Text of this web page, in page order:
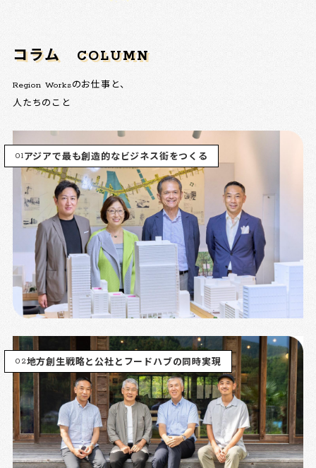
コラム COLUMN
Region Worksのお仕事と、
人たちのこと
01アジアで最も創造的なビジネス街をつくる
02地方創生戦略と公社とフードハブの同時実現